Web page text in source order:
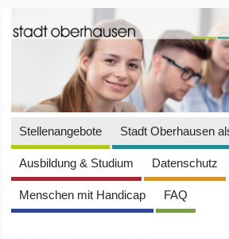
Stellenangebote Stadt Oberhausen
Ausbildung & Studium Datenschutz
Menschen mit Handicap
FAQ